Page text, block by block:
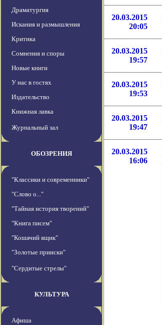
Драматургия
Искания и размышления
Критика
Сомнения и споры
Новые книги
У нас в гостях
Издательство
Книжная лавка
Журнальный зал
ОБОЗРЕНИЯ
"Классики и современники"
"Слово о..."
"Тайная история творений"
"Книга писем"
"Кошачий ящик"
"Золотые прииски"
"Сердитые стрелы"
КУЛЬТУРА
Афиша
20.03.2015
20:05
20.03.2015
19:57
20.03.2015
19:53
20.03.2015
19:47
20.03.2015
16:06